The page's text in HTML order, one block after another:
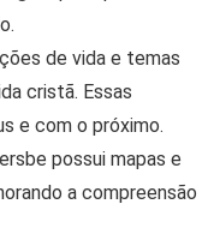
de vida e temas
cristã. Essas
e com o próximo.
possui mapas e
a compreensão